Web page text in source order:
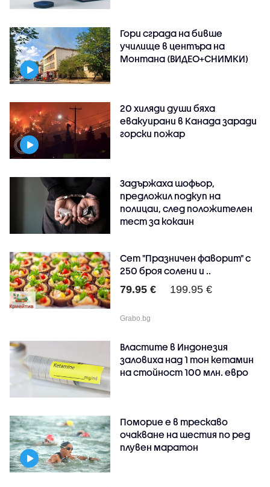
Гори сграда на бивше
училище в центъра на
Монтана (ВИДЕО+СНИМКИ)
20 хиляди души бяха
евакуирани в Канада заради
горски пожар
Задържаха шофьор,
предложил подкуп на
полицаи, след положителен
тест за кокаин
Сет "Празничен фаворит" с
250 броя солени и ..
79.95 € 199.95 €
Grabo.bg
Властите в Индонезия
заловиха над 1 тон кетамин
на стойност 100 млн. евро
Поморие е в трескаво
очакване на шестия по ред
плувен маратон